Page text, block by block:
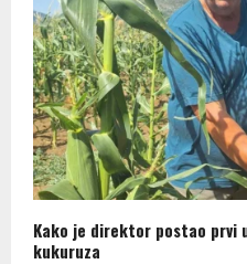
Kako je direktor postao prvi
kukuruza